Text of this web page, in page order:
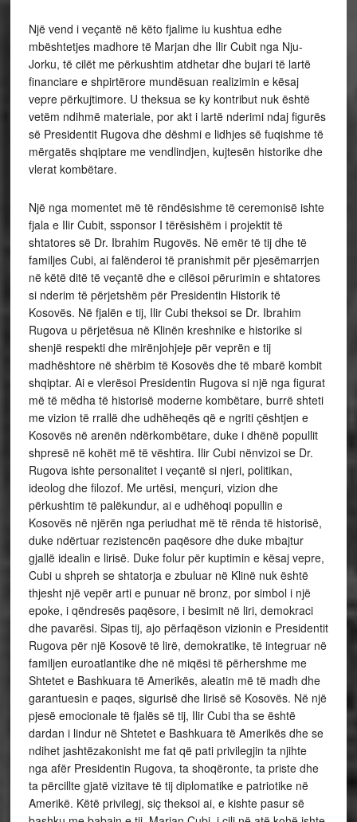
Një vend i veçantë në këto fjalime iu kushtua edhe
mbështetjes madhore të Marjan dhe Ilir Cubit nga Nju-
Jorku, të cilët me përkushtim atdhetar dhe bujari të lartë
financiare e shpirtërore mundësuan realizimin e kësaj
vepre përkujtimore. U theksua se ky kontribut nuk është
vetëm ndihmë materiale, por akt i lartë nderimi ndaj figurës
së Presidentit Rugova dhe dëshmi e lidhjes së fuqishme të
mërgatës shqiptare me vendlindjen, kujtesën historike dhe
vlerat kombëtare.
Një nga momentet më të rëndësishme të ceremonisë ishte
fjala e Ilir Cubit, ssponsor I tërësishëm i projektit të
shtatores së Dr. Ibrahim Rugovës. Në emër të tij dhe të
familjes Cubi, ai falënderoi të pranishmit për pjesëmarrjen
në këtë ditë të veçantë dhe e cilësoi përurimin e shtatores
si nderim të përjetshëm për Presidentin Historik të
Kosovës. Në fjalën e tij, Ilir Cubi theksoi se Dr. Ibrahim
Rugova u përjetësua në Klinën kreshnike e historike si
shenjë respekti dhe mirënjohjeje për veprën e tij
madhështore në shërbim të Kosovës dhe të mbarë kombit
shqiptar. Ai e vlerësoi Presidentin Rugova si një nga figurat
më të mëdha të historisë moderne kombëtare, burrë shteti
me vizion të rrallë dhe udhëheqës që e ngriti çështjen e
Kosovës në arenën ndërkombëtare, duke i dhënë popullit
shpresë në kohët më të vështira. Ilir Cubi nënvizoi se Dr.
Rugova ishte personalitet i veçantë si njeri, politikan,
ideolog dhe filozof. Me urtësi, mençuri, vizion dhe
përkushtim të palëkundur, ai e udhëhoqi popullin e
Kosovës në njërën nga periudhat më të rënda të historisë,
duke ndërtuar rezistencën paqësore dhe duke mbajtur
gjallë idealin e lirisë. Duke folur për kuptimin e kësaj vepre,
Cubi u shpreh se shtatorja e zbuluar në Klinë nuk është
thjesht një vepër arti e punuar në bronz, por simbol i një
epoke, i qëndresës paqësore, i besimit në liri, demokraci
dhe pavarësi. Sipas tij, ajo përfaqëson vizionin e Presidentit
Rugova për një Kosovë të lirë, demokratike, të integruar në
familjen euroatlantike dhe në miqësi të përhershme me
Shtetet e Bashkuara të Amerikës, aleatin më të madh dhe
garantuesin e paqes, sigurisë dhe lirisë së Kosovës. Në një
pjesë emocionale të fjalës së tij, Ilir Cubi tha se është
dardan i lindur në Shtetet e Bashkuara të Amerikës dhe se
ndihet jashtëzakonisht me fat që pati privilegjin ta njihte
nga afër Presidentin Rugova, ta shoqëronte, ta priste dhe
ta përcillte gjatë vizitave të tij diplomatike e patriotike në
Amerikë. Këtë privilegj, siç theksoi ai, e kishte pasur së